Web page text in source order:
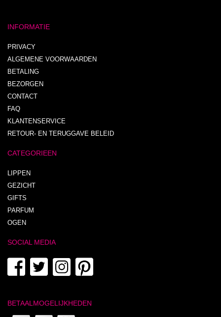
INFORMATIE
PRIVACY
ALGEMENE VOORWAARDEN
BETALING
BEZORGEN
CONTACT
FAQ
KLANTENSERVICE
RETOUR- EN TERUGGAVE BELEID
CATEGORIEEN
LIPPEN
GEZICHT
GIFTS
PARFUM
OGEN
SOCIAL MEDIA
BETAALMOGELIJKHEDEN